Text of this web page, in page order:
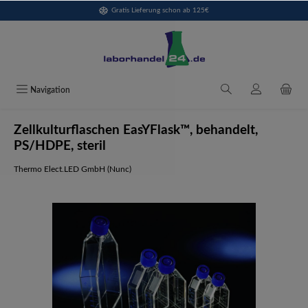
Gratis Lieferung schon ab 125€
Navigation
Zellkulturflaschen EasYFlask™, behandelt,
PS/HDPE, steril
Thermo Elect.LED GmbH (Nunc)